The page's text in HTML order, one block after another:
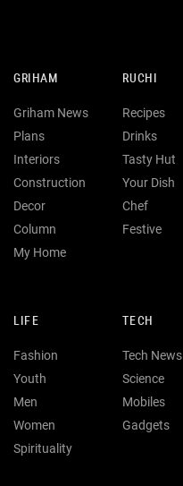
GRIHAM
Griham News
Plans
Interiors
Construction
Decor
Column
My Home
RUCHI
Recipes
Drinks
Tasty Hut
Your Dish
Chef
Festive
LIFE
Fashion
Youth
Men
Women
Spirituality
TECH
Tech News
Science
Mobiles
Gadgets